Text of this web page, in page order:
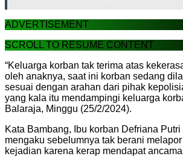
ADVERTISEMENT
SCROLL TO RESUME CONTENT
“Keluarga korban tak terima atas
oleh anaknya, saat ini korban sedang
sesuai dengan arahan dari pihak
yang kala itu mendampingi keluarga
Balaraja, Minggu (25/2/2024).
Kata Bambang, Ibu korban Defriana
mengaku sebelumnya tak berani melapor
kejadian karena kerap mendapat